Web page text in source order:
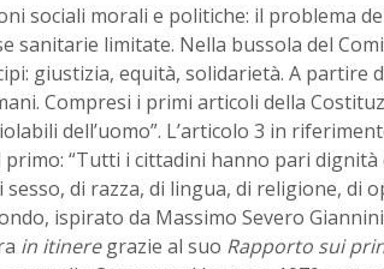
sociali morali e politiche: il problema
sanitarie limitate. Nella bussola del
giustizia, equità, solidarietà. A partire
Compresi i primi articoli della
dell’uomo”. L’articolo 3 in
“Tutti i cittadini hanno pari dignità
di razza, di lingua, di religione, di
ispirato da Massimo Severo
in itineregrazie al suo Rapporto sui